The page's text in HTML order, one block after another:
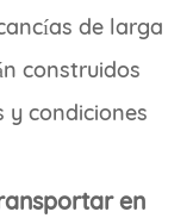
de larga
construidos
y condiciones
en